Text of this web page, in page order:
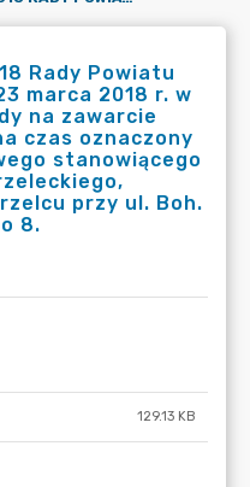
Rady Powiatu
marca 2018 r. w
na zawarcie
czas oznaczony
stanowiącego
przy ul. Boh.
8.
129.13 KB